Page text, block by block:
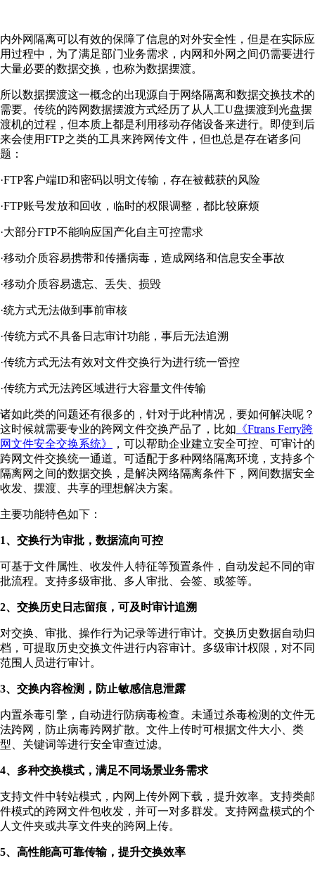
内外网隔离可以有效的保障了信息的对外安全性，但是在实际应
用过程中，为了满足部门业务需求，内网和外网之间仍需要进行
大量必要的数据交换，也称为数据摆渡。
所以数据摆渡这一概念的出现源自于网络隔离和数据交换技术的
需要。传统的跨网数据摆渡方式经历了从人工U盘摆渡到光盘摆
渡机的过程，但本质上都是利用移动存储设备来进行。即使到后
来会使用FTP之类的工具来跨网传文件，但也总是存在诸多问
题：
·FTP客户端ID和密码以明文传输，存在被截获的风险
·FTP账号发放和回收，临时的权限调整，都比较麻烦
·大部分FTP不能响应国产化自主可控需求
·移动介质容易携带和传播病毒，造成网络和信息安全事故
·移动介质容易遗忘、丢失、损毁
·统方式无法做到事前审核
·传统方式不具备日志审计功能，事后无法追溯
·传统方式无法有效对文件交换行为进行统一管控
·传统方式无法跨区域进行大容量文件传输
诸如此类的问题还有很多的，针对于此种情况，要如何解决呢？
这时候就需要专业的跨网文件交换产品了，比如 《Ftrans Ferry跨
网文件安全交换系统》
，可以帮助企业建立安全可控、可审计的
跨网文件交换统一通道。可适配于多种网络隔离环境，支持多个
隔离网之间的数据交换，是解决网络隔离条件下，网间数据安全
收发、摆渡、共享的理想解决方案。
主要功能特色如下：
1、交换行为审批，数据流向可控
可基于文件属性、收发件人特征等预置条件，自动发起不同的审
批流程。支持多级审批、多人审批、会签、或签等。
2、交换历史日志留痕，可及时审计追溯
对交换、审批、操作行为记录等进行审计。交换历史数据自动归
档，可提取历史交换文件进行内容审计。多级审计权限，对不同
范围人员进行审计。
3、交换内容检测，防止敏感信息泄露
内置杀毒引擎，自动进行防病毒检查。未通过杀毒检测的文件无
法跨网，防止病毒跨网扩散。文件上传时可根据文件大小、类
型、关键词等进行安全审查过滤。
4、多种交换模式，满足不同场景业务需求
支持文件中转站模式，内网上传外网下载，提升效率。支持类邮
件模式的跨网文件包收发，并可一对多群发。支持网盘模式的个
人文件夹或共享文件夹的跨网上传。
5、高性能高可靠传输，提升交换效率